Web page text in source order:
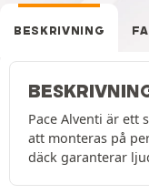
BESKRIVNING
Pace Alventi är
att monteras på
däck garanterar